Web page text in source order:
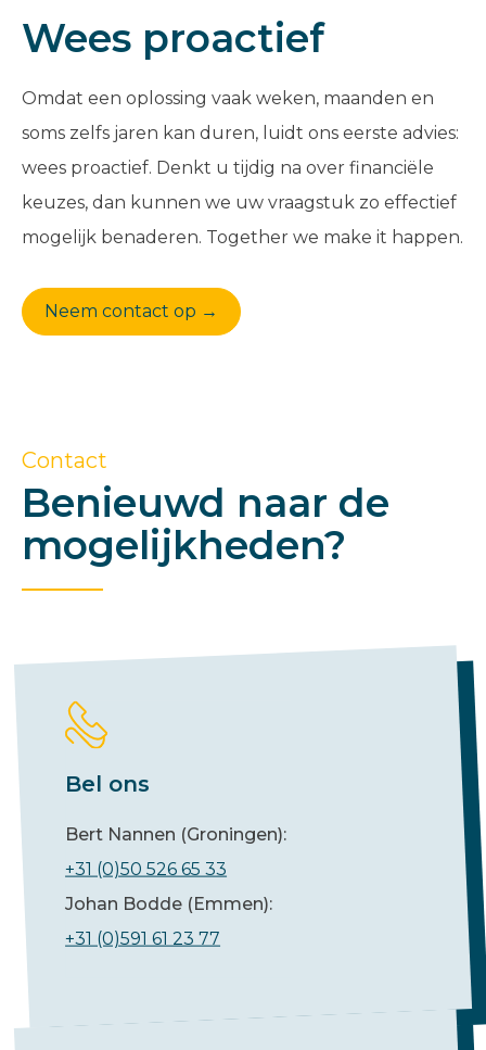
Wees proactief
Omdat een oplossing vaak weken, maanden en
soms zelfs jaren kan duren, luidt ons eerste advies:
wees proactief. Denkt u tijdig na over financiële
keuzes, dan kunnen we uw vraagstuk zo effectief
mogelijk benaderen. Together we make it happen.
Neem contact op →
Contact
Benieuwd naar de
mogelijkheden?
Bel ons
Bert Nannen (Groningen):
+31 (0)50 526 65 33
Johan Bodde (Emmen):
+31 (0)591 61 23 77